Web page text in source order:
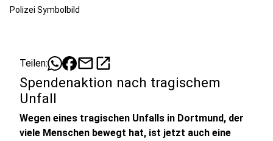
Polizei Symbolbild
Teilen: mailopen_in_new
Spendenaktion nach tragischem
Unfall
Wegen eines tragischen Unfalls in Dortmund, der
viele Menschen bewegt hat, ist jetzt auch eine